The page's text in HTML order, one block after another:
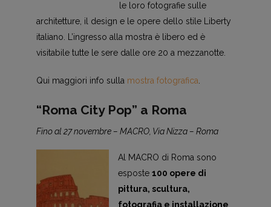
le loro fotografie sulle
architetture, il design e le opere dello stile Liberty
italiano. L’ingresso alla mostra è libero ed è
visitabile tutte le sere dalle ore 20 a mezzanotte.
Qui maggiori info sulla mostra fotografica
“Roma City Pop” a Roma
Fino al 27 novembre – MACRO, Via Nizza – Roma
Al MACRO di Roma sono
esposte 100 opere di
pittura, scultura,
fotografia e installazione